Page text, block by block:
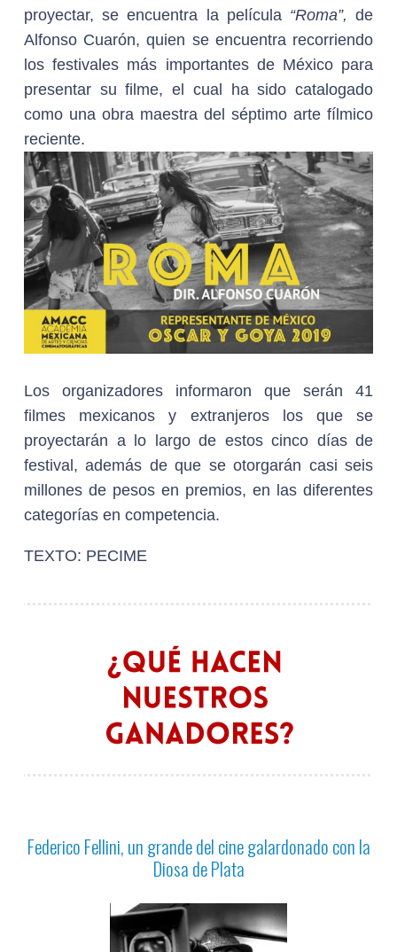
proyectar, se encuentra la película “Roma”, de
Alfonso Cuarón, quien se encuentra recorriendo
los festivales más importantes de México para
presentar su filme, el cual ha sido catalogado
como una obra maestra del séptimo arte fílmico
reciente.
Los organizadores informaron que serán 41
filmes mexicanos y extranjeros los que se
proyectarán a lo largo de estos cinco días de
festival, además de que se otorgarán casi seis
millones de pesos en premios, en las diferentes
categorías en competencia.
TEXTO: PECIME
Federico Fellini, un grande del cine galardonado con la
Diosa de Plata